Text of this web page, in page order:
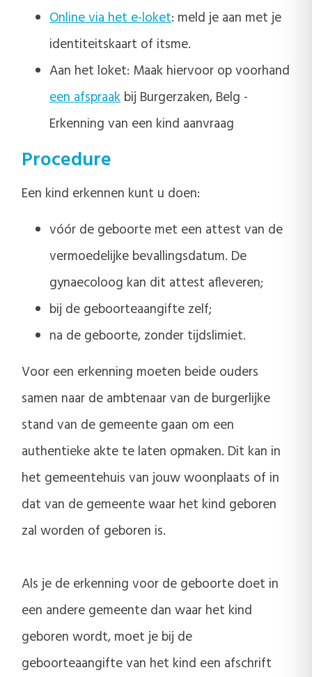
Online via het e-loket: meld je aan met je
identiteitskaart of itsme.
Aan het loket: Maak hiervoor op voorhand
een afspraak bij Burgerzaken, Belg -
Erkenning van een kind aanvraag
Procedure
Een kind erkennen kunt u doen:
vóór de geboorte met een attest van de
vermoedelijke bevallingsdatum. De
gynaecoloog kan dit attest afleveren;
bij de geboorteaangifte zelf;
na de geboorte, zonder tijdslimiet.
Voor een erkenning moeten beide ouders
samen naar de ambtenaar van de burgerlijke
stand van de gemeente gaan om een
authentieke akte te laten opmaken. Dit kan in
het gemeentehuis van jouw woonplaats of in
dat van de gemeente waar het kind geboren
zal worden of geboren is.
Als je de erkenning voor de geboorte doet in
een andere gemeente dan waar het kind
geboren wordt, moet je bij de
geboorteaangifte van het kind een afschrift